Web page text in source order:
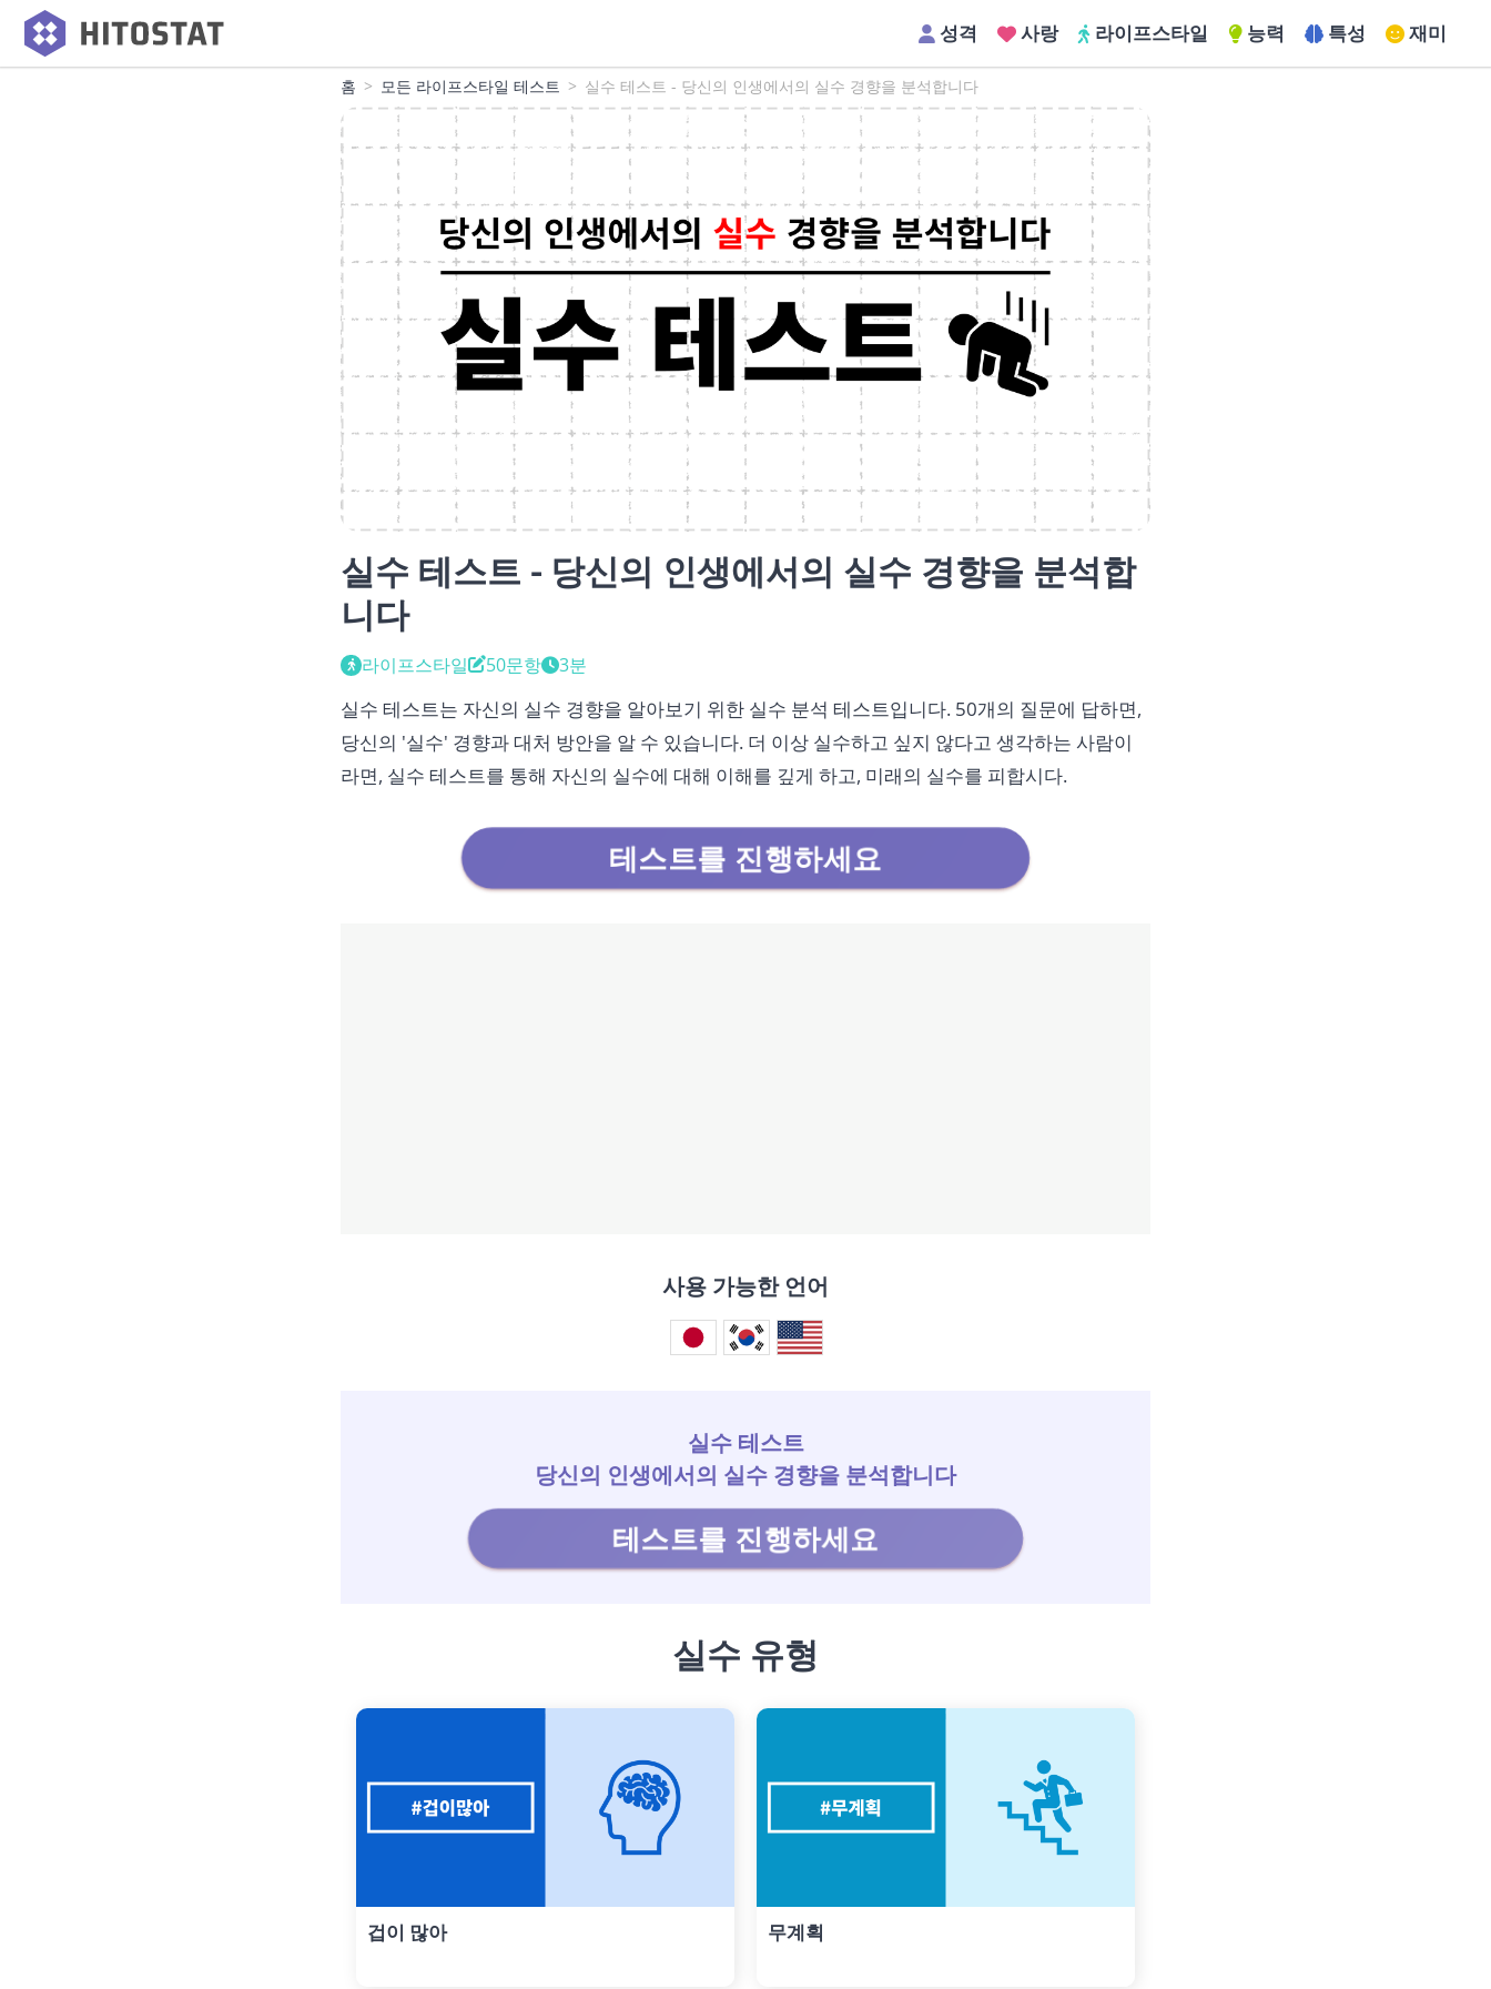
성격 사랑 라이프스타일 능력 특성 재미
홈 모든 라이프스타일 테스트 실수 테스트 - 당신의 인생에서의 실수 경향을 분석합니다
실수 테스트 - 당신의 인생에서의 실수 경향을 분석합
니다
라이프스타일 50문항 3분
실수 테스트는 자신의 실수 경향을 알아보기 위한 실수 분석 테스트입니다. 50개의 질문에 답하면,
당신의 '실수' 경향과 대처 방안을 알 수 있습니다. 더 이상 실수하고 싶지 않다고 생각하는 사람이
라면, 실수 테스트를 통해 자신의 실수에 대해 이해를 깊게 하고, 미래의 실수를 피합시다.
테스트를 진행하세요
사용 가능한 언어
실수 테스트
당신의 인생에서의 실수 경향을 분석합니다
테스트를 진행하세요
실수 유형
겁이 많아 무계획